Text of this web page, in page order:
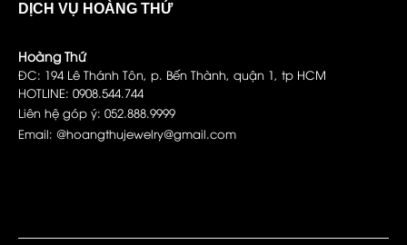
DỊCH VỤ HOÀNG THỨ
Hoàng Thứ
ĐC: 194 Lê Thánh Tôn, p. Bến Thành, quận 1, tp HCM
HOTLINE: 0908.544.744
Liên hệ góp ý: 052.888.9999
Email: @hoangthujewelry@gmail.com